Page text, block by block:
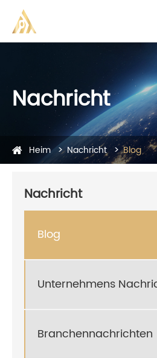
Nachricht
Heim Nachricht Blog
Nachricht
Blog
Unternehmens
Branchennachrichten